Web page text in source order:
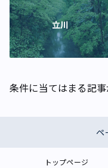
立川
条件に当てはまる記事
ペ
トップページ